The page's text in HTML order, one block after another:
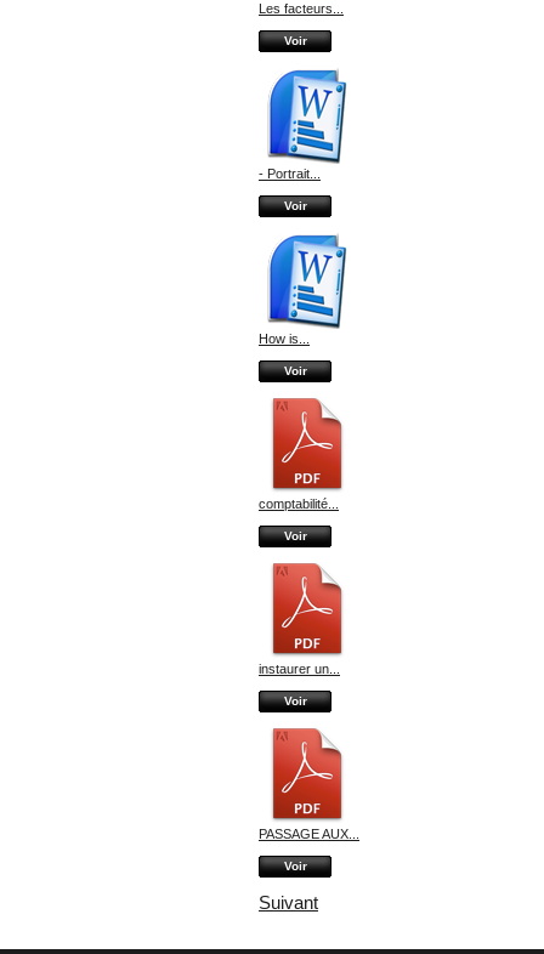
Les facteurs...
Voir
- Portrait...
Voir
How is...
Voir
comptabilité...
Voir
instaurer un...
Voir
PASSAGE AUX...
Voir
Suivant